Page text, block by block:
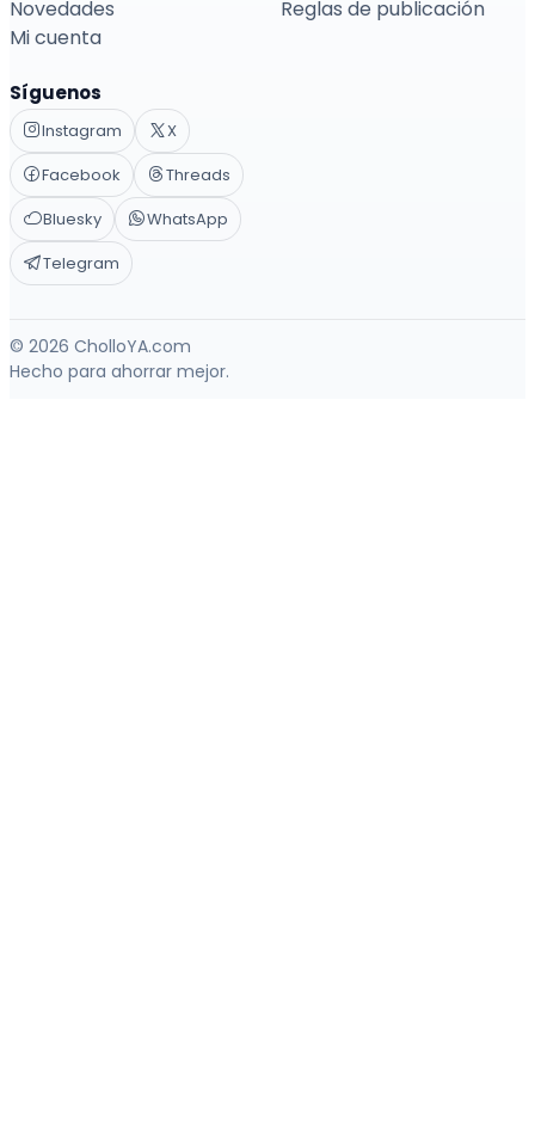
Novedades
Mi cuenta
Reglas de publicación
Síguenos
Instagram
X
Facebook
Threads
Bluesky
WhatsApp
Telegram
© 2026 CholloYA.com
Hecho para ahorrar mejor.